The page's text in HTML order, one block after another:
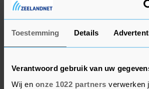
Toestemming Details
Verantwoord gebruik van uw
Wij en onze 1022 partners verwerken
zal gaan. "Maar ik kan het nu